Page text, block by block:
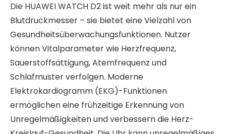
Die HUAWEI WATCH D2 ist weit mehr als nur ein
Blutdruckmesser – sie bietet eine Vielzahl von
Gesundheitsüberwachungsfunktionen. Nutzer
können Vitalparameter wie Herzfrequenz,
Sauerstoffsättigung, Atemfrequenz und
Schlafmuster verfolgen. Moderne
Elektrokardiogramm (EKG)-Funktionen
ermöglichen eine frühzeitige Erkennung von
Unregelmäßigkeiten und verbessern die Herz-